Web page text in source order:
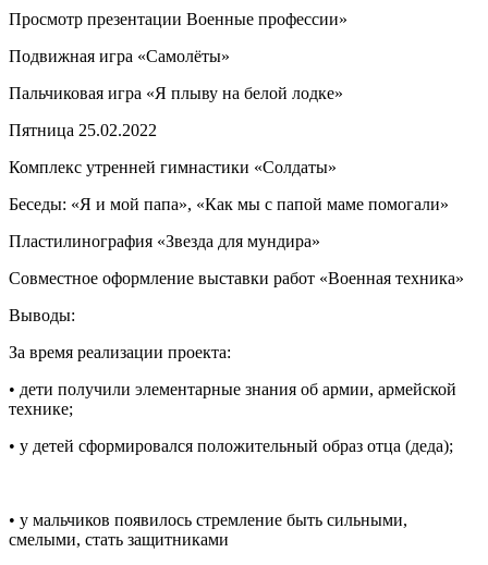
Просмотр презентации Военные профессии»
Подвижная игра «Самолёты»
Пальчиковая игра «Я плыву на белой лодке»
Пятница 25.02.2022
Комплекс утренней гимнастики «Солдаты»
Беседы: «Я и мой папа», «Как мы с папой маме помогали»
Пластилинография «Звезда для мундира»
Совместное оформление выставки работ «Военная техника»
Выводы:
За время реализации проекта:
• дети получили элементарные знания об армии, армейской
технике;
• у детей сформировался положительный образ отца (деда);
• у мальчиков появилось стремление быть сильными,
смелыми, стать защитниками